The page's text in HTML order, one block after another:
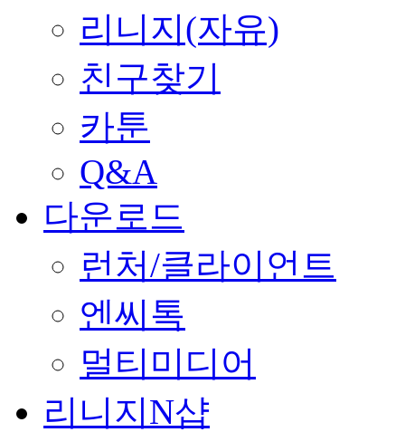
리니지(자유)
친구찾기
카툰
Q&A
다운로드
런처/클라이언트
엔씨톡
멀티미디어
리니지N샵